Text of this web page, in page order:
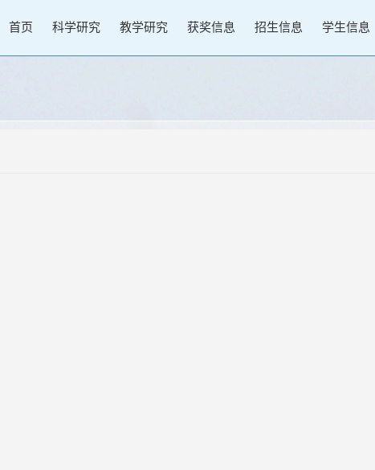
首页 科学研究 教学研究 获奖信息 招生信息 学生信息